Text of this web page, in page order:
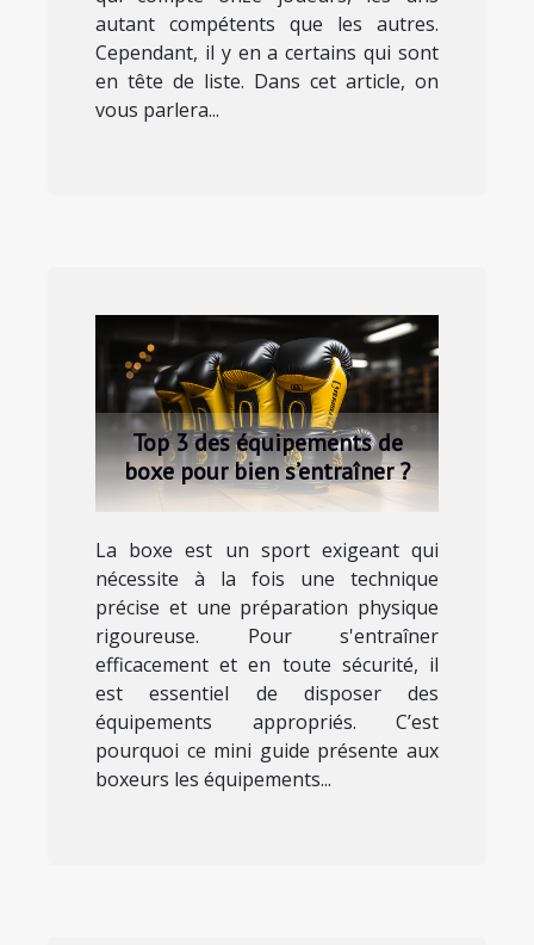
autant compétents que les autres.
Cependant, il y en a certains qui sont
en tête de liste. Dans cet article, on
vous parlera...
Top 3 des équipements de
boxe pour bien s’entraîner ?
La boxe est un sport exigeant qui
nécessite à la fois une technique
précise et une préparation physique
rigoureuse. Pour s'entraîner
efficacement et en toute sécurité, il
est essentiel de disposer des
équipements appropriés. C’est
pourquoi ce mini guide présente aux
boxeurs les équipements...